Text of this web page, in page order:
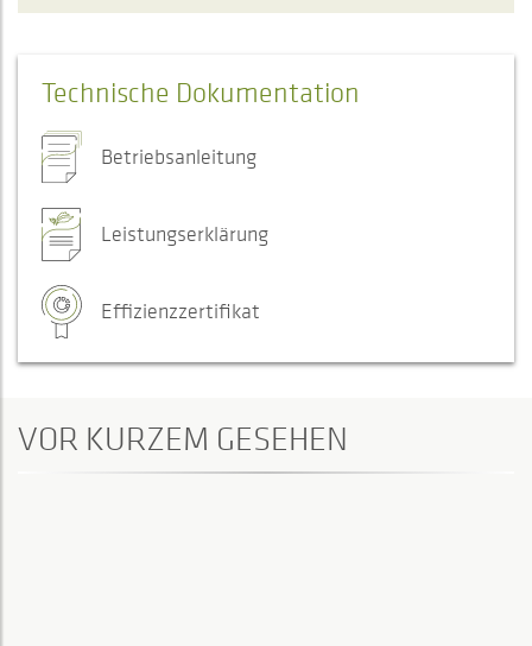
Technische Dokumentation
Betriebsanleitung
Leistungserklärung
Effizienzzertifikat
VOR KURZEM GESEHEN